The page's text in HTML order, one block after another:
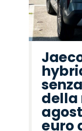
della
euro